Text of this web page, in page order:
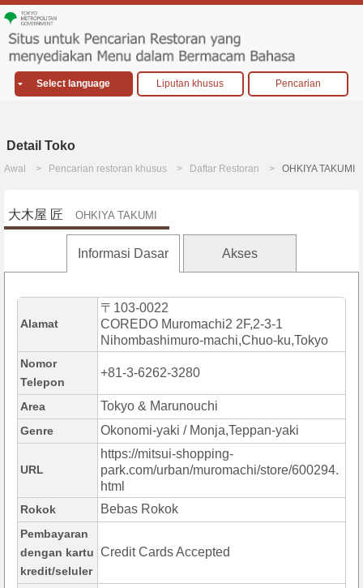
Select language Liputan khusus Pencarian
Detail Toko
Awal Pencarian restoran khusus Daftar Restoran OHKIYA TAKUMI
大木屋 匠 OHKIYA TAKUMI
Informasi Dasar Akses
Alamat
〒103-0022
COREDO Muromachi2 2F,2-3-1
Nihombashimuro-machi,Chuo-ku,Tokyo
Nomor
Telepon
+81-3-6262-3280
Area Tokyo & Marunouchi
Genre Okonomi-yaki / Monja,Teppan-yaki
URL
https://mitsui-shopping-
park.com/urban/muromachi/store/600294.
html
Rokok Bebas Rokok
Pembayaran
dengan kartu
kredit/seluler
Credit Cards Accepted